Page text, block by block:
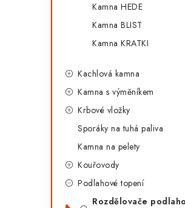
Kamna HEDE
Kamna BLIST
Kamna KRATKI
Kachlová kamna
Kamna s výměníkem
Krbové vložky
Sporáky na tuhá paliva
Kamna na pelety
Kouřovody
Podlahové topení
Rozdělovače